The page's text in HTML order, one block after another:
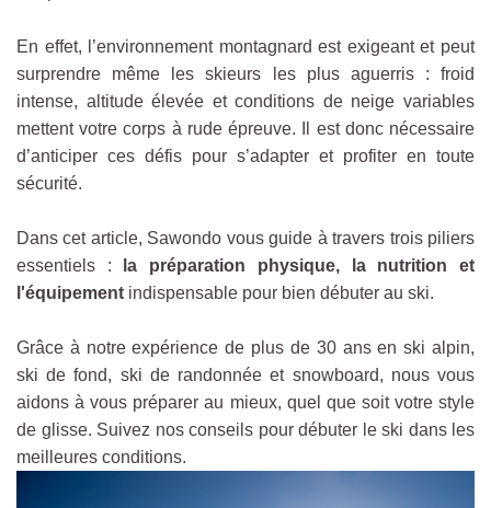
En effet, l’environnement montagnard est exigeant et peut
surprendre même les skieurs les plus aguerris : froid
intense, altitude élevée et conditions de neige variables
mettent votre corps à rude épreuve. Il est donc nécessaire
d’anticiper ces défis pour s’adapter et profiter en toute
sécurité.
Dans cet article, Sawondo vous guide à travers trois piliers
essentiels :
la préparation physique, la nutrition et
l'équipement indispensable pour bien débuter au ski.
Grâce à notre expérience de plus de 30 ans en ski alpin,
ski de fond, ski de randonnée et snowboard, nous vous
aidons à vous préparer au mieux, quel que soit votre style
de glisse. Suivez nos conseils pour débuter le ski dans les
meilleures conditions.